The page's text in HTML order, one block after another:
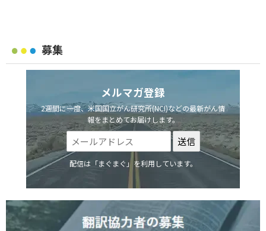
募集
メルマガ登録
2週間に一度、米国国立がん研究所(NCI)などの最新がん情
報をまとめてお届けします。
配信は「まぐまぐ」を利用しています。